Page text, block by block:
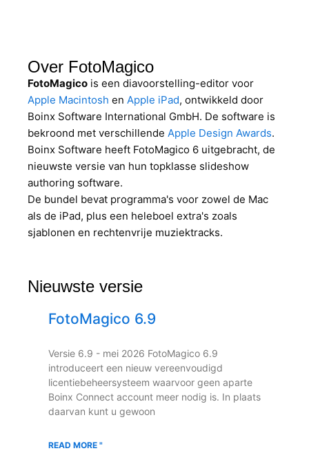
Over FotoMagico
FotoMagico is een diavoorstelling-editor voor
Apple Macintosh en Apple iPad, ontwikkeld door
Boinx Software International GmbH. De software is
bekroond met verschillende Apple Design Awards.
Boinx Software heeft FotoMagico 6 uitgebracht, de
nieuwste versie van hun topklasse slideshow
authoring software.
De bundel bevat programma's voor zowel de Mac
als de iPad, plus een heleboel extra's zoals
sjablonen en rechtenvrije muziektracks.
Nieuwste versie
FotoMagico 6.9
Versie 6.9 - mei 2026 FotoMagico 6.9
introduceert een nieuw vereenvoudigd
licentiebeheersysteem waarvoor geen aparte
Boinx Connect account meer nodig is. In plaats
daarvan kunt u gewoon
READ MORE "